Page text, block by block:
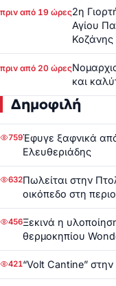
πριν από 19 ώρες2η
Αγίου
Κοζάνης
πριν από 20 ώρες
και
Δημοφιλή
759Έφυγε ξαφνικά
Ελευθεριάδης
632Πωλείται στην
οικόπεδο στη
456Ξεκινά η
θερμοκηπίου
421“Volt Cantine”